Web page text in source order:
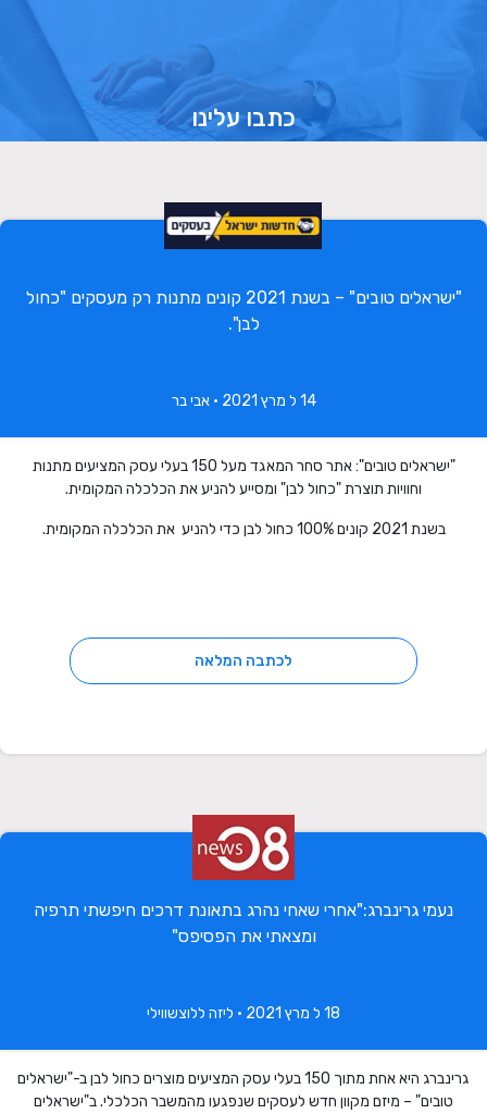
כתבו עלינו
"ישראלים טובים" – בשנת 2021 קונים מתנות רק מעסקים "כחול
לבן".
14 ל מרץ 2021 • אבי בר
"ישראלים טובים": אתר סחר המאגד מעל 150 בעלי עסק המציעים מתנות
וחוויות תוצרת "כחול לבן" ומסייע להניע את הכלכלה המקומית.
בשנת 2021 קונים 100% כחול לבן כדי להניע את הכלכלה המקומית.
לכתבה המלאה
נעמי גרינברג:"אחרי שאחי נהרג בתאונת דרכים חיפשתי תרפיה
ומצאתי את הפסיפס"
גרינברג היא אחת מתוך 150 בעלי עסק המציעים מוצרים כחול לבן ב-"ישראלים
טובים" – מיזם מקוון חדש לעסקים שנפגעו מהמשבר הכלכלי. ב"ישראלים